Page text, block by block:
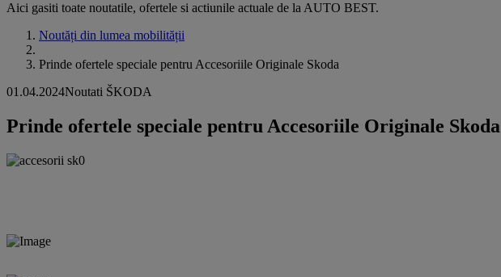
Aici gasiti toate noutatile, ofertele si actiunile actuale de la AUTO BEST.
Noutăți din lumea mobilității
Prinde ofertele speciale pentru Accesoriile Originale Skoda
01.04.2024Noutati ŠKODA
Prinde ofertele speciale pentru Accesoriile Originale Skoda